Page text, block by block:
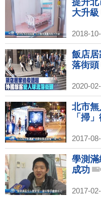
提升
大升級
2018-
飯店
落街頭
2020-
北市
「掃
2017-
學測
成功
2017-